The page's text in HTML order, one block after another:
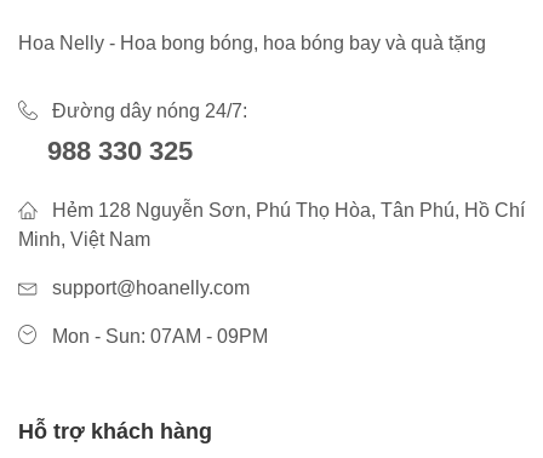
Hoa Nelly - Hoa bong bóng, hoa bóng bay và quà tặng
Đường dây nóng 24/7:
988 330 325
Hẻm 128 Nguyễn Sơn, Phú Thọ Hòa, Tân Phú, Hồ Chí
Minh, Việt Nam
support@hoanelly.com
Mon - Sun: 07AM - 09PM
Hỗ trợ khách hàng